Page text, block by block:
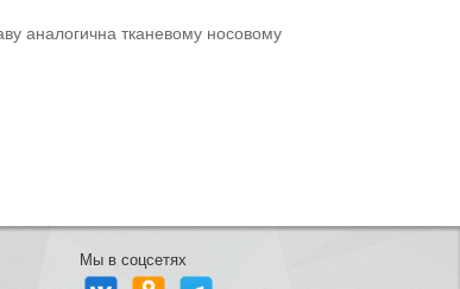
аналогична тканевому носовому
Мы в соцсетях